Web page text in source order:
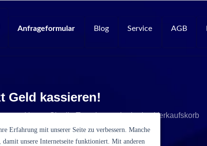
Anfrageformular
Blog Service AGB
Geld kassieren!
und legen Sie die Tonerkartusche in den Verkaufskorb
Erfahrung mit unserer Seite zu verbessern. Manche
damit unsere Internetseite funktioniert. Mit anderen